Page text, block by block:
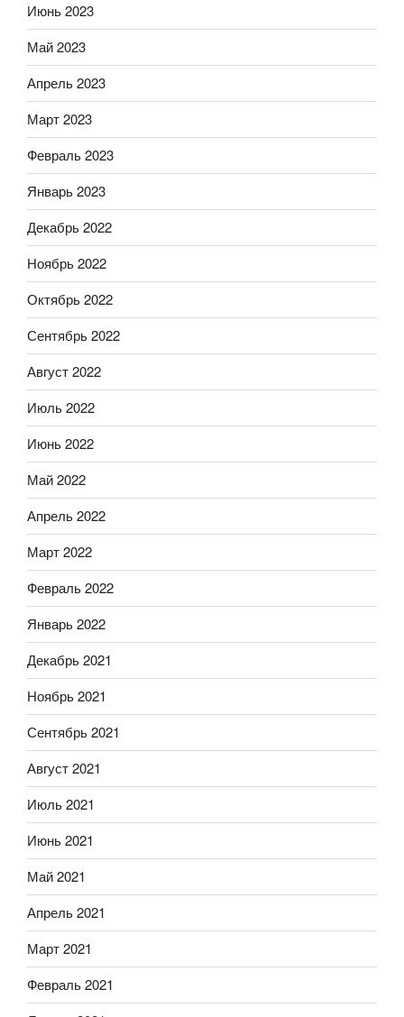
Июнь 2023
Май 2023
Апрель 2023
Март 2023
Февраль 2023
Январь 2023
Декабрь 2022
Ноябрь 2022
Октябрь 2022
Сентябрь 2022
Август 2022
Июль 2022
Июнь 2022
Май 2022
Апрель 2022
Март 2022
Февраль 2022
Январь 2022
Декабрь 2021
Ноябрь 2021
Сентябрь 2021
Август 2021
Июль 2021
Июнь 2021
Май 2021
Апрель 2021
Март 2021
Февраль 2021